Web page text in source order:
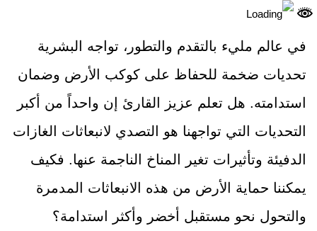
في عالم مليء بالتقدم والتطور، تواجه البشرية
تحديات ضخمة للحفاظ على كوكب الأرض وضمان
استدامته. هل تعلم عزيز القارئ إن واحداً من أكبر
التحديات التي تواجهنا هو التصدي لانبعاثات الغازات
الدفيئة وتأثيرات تغير المناخ الناجمة عنها. فكيف
يمكننا حماية الأرض من هذه الانبعاثات المدمرة
والتحول نحو مستقبل أخضر وأكثر استدامة؟